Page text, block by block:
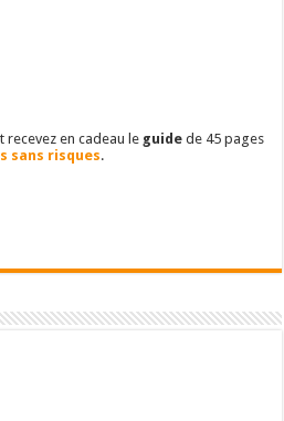
recevez en cadeau le guide de 45 pages
sans risques.